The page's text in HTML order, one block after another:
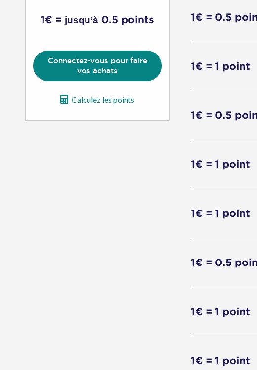
1€ = jusqu’à 0.5 points
d'achat
Connectez-vous pour faire
vos achats
Calculez les points
1€ = 0.5
1€ = 1 point
1€ = 0.5
1€ = 1 point
1€ = 1 point
1€ = 0.5
1€ = 1 point
1€ = 1 point